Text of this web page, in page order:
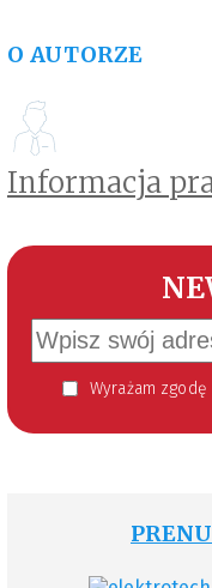
O AUTORZE
Informacja
Wyrażam zgodę na otrzymywanie informacji handlowej kierowanej do mnie za pomocą środków komunikacji elektronicznej w szczególności poczty elektronicznej